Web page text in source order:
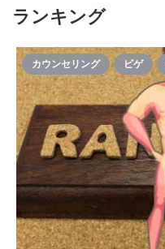
ランキング
カウンセリング ビゲ